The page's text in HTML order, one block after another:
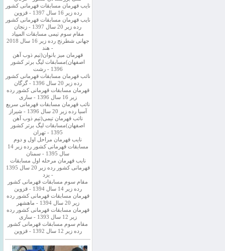
نایب قهرمان مسابقات قهرمانی کشور
رده زیر 16 سال 1397 - قزوین
نایب قهرمان مسابقات قهرمانی کشور
رده زیر 20 سال 1397 - زنجان
مقام سوم تیمی مسابقات المپیاد
جهانی شطرنج رده زیر 16 سال 2018
- هند
قهرمان میز بانوان(تیم ذوب آهن
اصفهان)مسابقات لیگ برتر کشور
1396 - رشت
نائب قهرمان مسابقات قهرمانی کشور
رده زیر 20 سال 1396 - گرگان
قهرمان مسابقات قهرمانی کشور رده
زیر 16 سال 1396 - ساری
نائب قهرمان مسابقات قهرمانی سریع
آسیا رده زیر 20 سال 1396 - شیراز
نائب قهرمان تیمی(تیم ذوب آهن
اصفهان)مسابقات لیگ برتر کشور
1395 - تهران
نایب قهرمان مراحل اول و دوم
مسابقات قهرمانی کشور رده زیر 14
سال 1395 - سمنان
نایب قهرمان مرحله اول مسابقات
قهرمانی کشور رده زیر 20 سال 1395
- یزد
مقام سوم مسابقات قهرمانی کشور
رده زیر 14 سال 1394 - قزوین
قهرمان مسابقات قهرمانی کشور رده
زیر 20 سال 1394 - ماهشهر
قهرمان مسابقات قهرمانی کشور رده
زیر 12 سال 1393 - ساری
مقام سوم مسابقات قهرمانی کشور
رده زیر 12 سال 1392 - قزوین